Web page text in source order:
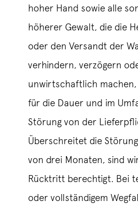
hoher Hand sowie alle
höherer Gewalt, die die
oder den Versandt der
verhindern, verzögern
unwirtschaftlich
für die Dauer und im
Störung von der
Überschreitet die
von drei Monaten, sind
Rücktritt berechtigt. Bei
oder vollständigem